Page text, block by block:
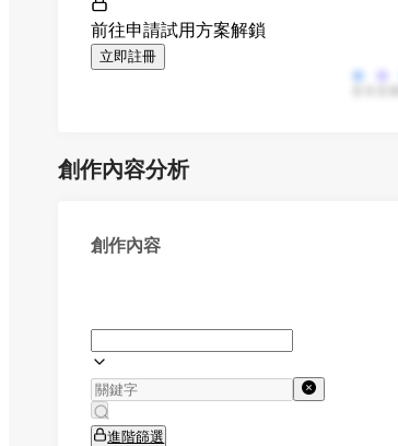
前往申請試用方案解鎖
立即註冊
創作內容分析
創作內容
進階篩選